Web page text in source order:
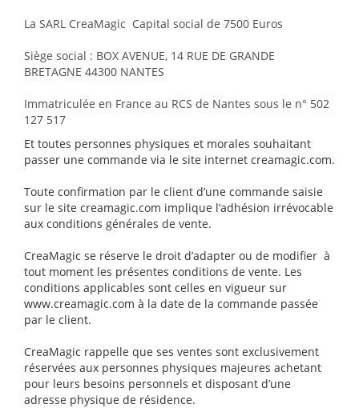
La SARL CreaMagic Capital social de 7500 Euros
Siège social : BOX AVENUE, 14 RUE DE GRANDE
BRETAGNE 44300 NANTES
Immatriculée en France au RCS de Nantes sous le n° 502
127 517
Et toutes personnes physiques et morales souhaitant
passer une commande via le site internet creamagic.com.
Toute confirmation par le client d’une commande saisie
sur le site creamagic.com implique l’adhésion irrévocable
aux conditions générales de vente.
CreaMagic se réserve le droit d’adapter ou de modifier à
tout moment les présentes conditions de vente. Les
conditions applicables sont celles en vigueur sur
www.creamagic.com à la date de la commande passée
par le client.
CreaMagic rappelle que ses ventes sont exclusivement
réservées aux personnes physiques majeures achetant
pour leurs besoins personnels et disposant d’une
adresse physique de résidence.